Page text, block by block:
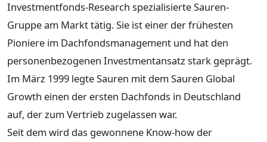
Investmentfonds-Research spezialisierte Sauren-
Gruppe am Markt tätig. Sie ist einer der frühesten
Pioniere im Dachfondsmanagement und hat den
personenbezogenen Investmentansatz stark geprägt.
Im März 1999 legte Sauren mit dem Sauren Global
Growth einen der ersten Dachfonds in Deutschland
auf, der zum Vertrieb zugelassen war.
Seit dem wird das gewonnene Know-how der